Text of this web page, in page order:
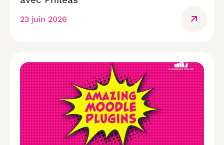
23 juin 2026